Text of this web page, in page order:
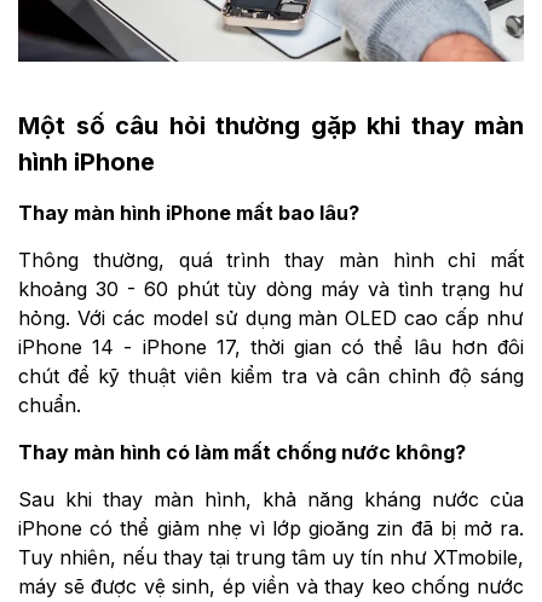
Một số câu hỏi thường gặp khi thay màn
hình iPhone
Thay màn hình iPhone mất bao lâu?
Thông thường, quá trình thay màn hình chỉ mất
khoảng 30 - 60 phút tùy dòng máy và tình trạng hư
hỏng. Với các model sử dụng màn OLED cao cấp như
iPhone 14 - iPhone 17, thời gian có thể lâu hơn đôi
chút để kỹ thuật viên kiểm tra và cân chỉnh độ sáng
chuẩn.
Thay màn hình có làm mất chống nước không?
Sau khi thay màn hình, khả năng kháng nước của
iPhone có thể giảm nhẹ vì lớp gioăng zin đã bị mở ra.
Tuy nhiên, nếu thay tại trung tâm uy tín như XTmobile,
máy sẽ được vệ sinh, ép viền và thay keo chống nước